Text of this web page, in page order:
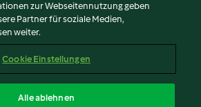
zur Webseitennutzung geben
Partner für soziale Medien,
weiter.
Cookie Einstellungen
Alle ablehnen